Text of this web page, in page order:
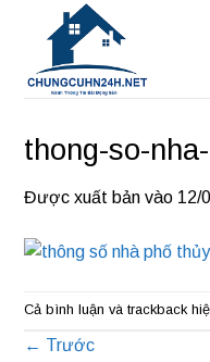
dung
thong-so-
Được xuất bản vào 12/
Cả bình luận và trackback
← Trước